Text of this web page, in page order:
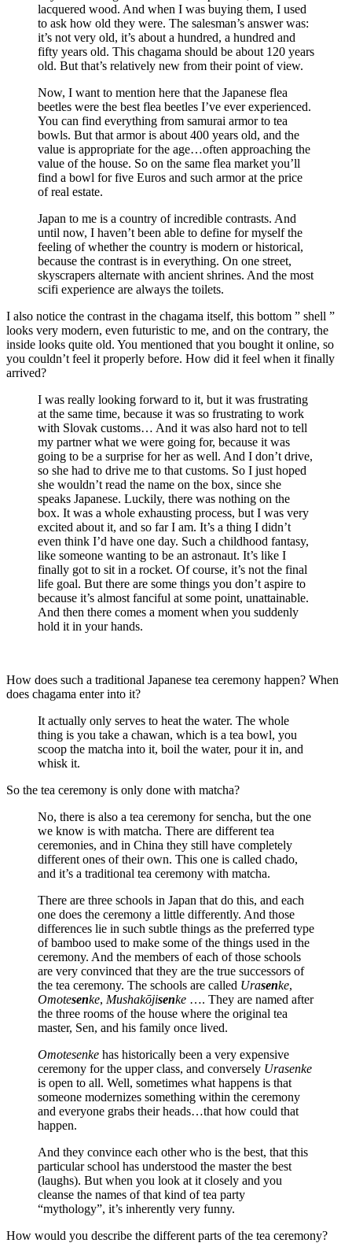
lacquered wood. And when I was buying them, I used
to ask how old they were. The salesman’s answer was:
it’s not very old, it’s about a hundred, a hundred and
fifty years old. This chagama should be about 120 years
old. But that’s relatively new from their point of view.
Now, I want to mention here that the Japanese flea
beetles were the best flea beetles I’ve ever experienced.
You can find everything from samurai armor to tea
bowls. But that armor is about 400 years old, and the
value is appropriate for the age…often approaching the
value of the house. So on the same flea market you’ll
find a bowl for five Euros and such armor at the price
of real estate.
Japan to me is a country of incredible contrasts. And
until now, I haven’t been able to define for myself the
feeling of whether the country is modern or historical,
because the contrast is in everything. On one street,
skyscrapers alternate with ancient shrines. And the most
scifi experience are always the toilets.
I also notice the contrast in the chagama itself, this bottom ” shell ”
looks very modern, even futuristic to me, and on the contrary, the
inside looks quite old. You mentioned that you bought it online, so
you couldn’t feel it properly before. How did it feel when it finally
arrived?
I was really looking forward to it, but it was frustrating
at the same time, because it was so frustrating to work
with Slovak customs… And it was also hard not to tell
my partner what we were going for, because it was
going to be a surprise for her as well. And I don’t drive,
so she had to drive me to that customs. So I just hoped
she wouldn’t read the name on the box, since she
speaks Japanese. Luckily, there was nothing on the
box. It was a whole exhausting process, but I was very
excited about it, and so far I am. It’s a thing I didn’t
even think I’d have one day. Such a childhood fantasy,
like someone wanting to be an astronaut. It’s like I
finally got to sit in a rocket. Of course, it’s not the final
life goal. But there are some things you don’t aspire to
because it’s almost fanciful at some point, unattainable.
And then there comes a moment when you suddenly
hold it in your hands.
How does such a traditional Japanese tea ceremony happen? When
does chagama enter into it?
It actually only serves to heat the water. The whole
thing is you take a chawan, which is a tea bowl, you
scoop the matcha into it, boil the water, pour it in, and
whisk it.
So the tea ceremony is only done with matcha?
No, there is also a tea ceremony for sencha, but the one
we know is with matcha. There are different tea
ceremonies, and in China they still have completely
different ones of their own. This one is called chado,
and it’s a traditional tea ceremony with matcha.
There are three schools in Japan that do this, and each
one does the ceremony a little differently. And those
differences lie in such subtle things as the preferred type
of bamboo used to make some of the things used in the
ceremony. And the members of each of those schools
are very convinced that they are the true successors of
the tea ceremony. The schools are called Urasenke,
Omotesenke, Mushakōjisenke …. They are named after
the three rooms of the house where the original tea
master, Sen, and his family once lived.
Omotesenke has historically been a very expensive
ceremony for the upper class, and conversely Urasenke
is open to all. Well, sometimes what happens is that
someone modernizes something within the ceremony
and everyone grabs their heads…that how could that
happen.
And they convince each other who is the best, that this
particular school has understood the master the best
(laughs). But when you look at it closely and you
cleanse the names of that kind of tea party
“mythology”, it’s inherently very funny.
How would you describe the different parts of the tea ceremony?